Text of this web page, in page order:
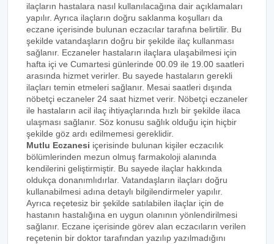
ilaçların hastalara nasıl kullanılacağına dair açıklamaları
yapılır. Ayrıca ilaçların doğru saklanma koşulları da
eczane içerisinde bulunan eczacılar tarafına belirtilir. Bu
şekilde vatandaşların doğru bir şekilde ilaç kullanması
sağlanır. Eczaneler hastaların ilaçlara ulaşabilmesi için
hafta içi ve Cumartesi günlerinde 00.09 ile 19.00 saatleri
arasında hizmet verirler. Bu sayede hastaların gerekli
ilaçları temin etmeleri sağlanır. Mesai saatleri dışında
nöbetçi eczaneler 24 saat hizmet verir. Nöbetçi eczaneler
ile hastaların acil ilaç ihtiyaçlarında hızlı bir şekilde ilaca
ulaşması sağlanır. Söz konusu sağlık olduğu için hiçbir
şekilde göz ardı edilmemesi gereklidir.
Mutlu Eczanesi içerisinde bulunan kişiler eczacılık
bölümlerinden mezun olmuş farmakoloji alanında
kendilerini geliştirmiştir. Bu sayede ilaçlar hakkında
oldukça donanımlıdırlar. Vatandaşların ilaçları doğru
kullanabilmesi adına detaylı bilgilendirmeler yapılır.
Ayrıca reçetesiz bir şekilde satılabilen ilaçlar için de
hastanın hastalığına en uygun olanının yönlendirilmesi
sağlanır. Eczane içerisinde görev alan eczacıların verilen
reçetenin bir doktor tarafından yazılıp yazılmadığını